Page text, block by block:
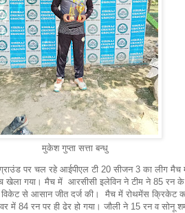
मुकेश गुप्ता सत्ता बन्धु
ग्राउंड पर चल रहे आईपीएल टी 20 सीजन 3 का लीग
खेला गया। मैच में आरसीसी इलेविन ने टीम ने 85 रन के
विकेट से आसान जीत दर्ज की। मैच में रोथमेंस क्रिकेट
में 84 रन पर ही ढेर हो गया। जौली ने 15 रन व सोनू